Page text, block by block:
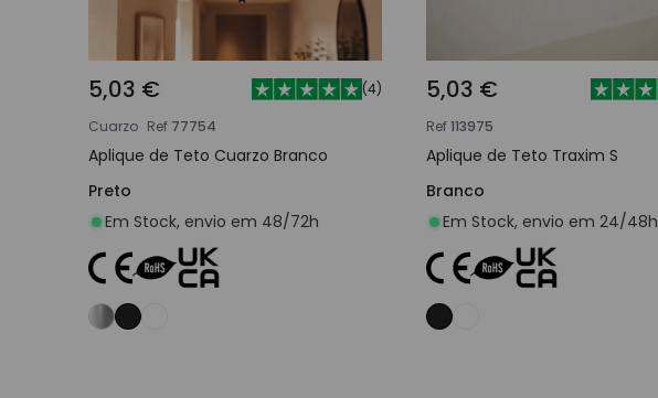
5,03 € (4)
Cuarzo Ref 77754
Aplique de Teto Cuarzo Branco
Preto
Em Stock, envio em 48/72h
5,03 €
Ref113975
Aplique de Teto Traxim S
Branco
Em Stock, envio em 24/48h